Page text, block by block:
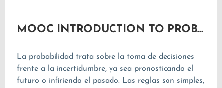
MOOC INTRODUCTION TO PROBABILITY
La probabilidad trata sobre la toma de decisiones
frente a la incertidumbre, ya sea pronosticando el
futuro o infiriendo el pasado. Las reglas son simples,